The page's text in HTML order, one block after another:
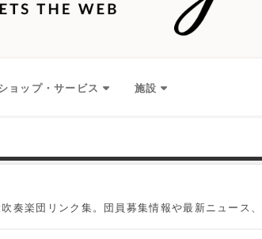
ョップ・サービス 施設
楽団リンク集。団員募集情報や最新ニュース